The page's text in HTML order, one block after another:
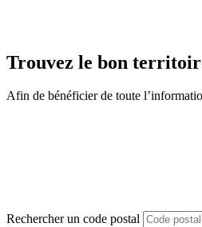
Trouvez le bon
Afin de bénéficier de toute
Rechercher un code postal